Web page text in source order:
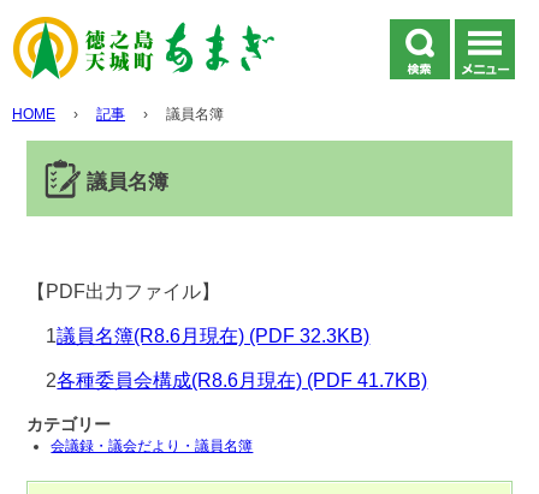
HOME › 記事 › 議員名簿
議員名簿
【PDF出力ファイル】
1議員名簿(R8.6月現在) (PDF 32.3KB)
2各種委員会構成(R8.6月現在) (PDF 41.7KB)
カテゴリー
会議録・議会だより・議員名簿